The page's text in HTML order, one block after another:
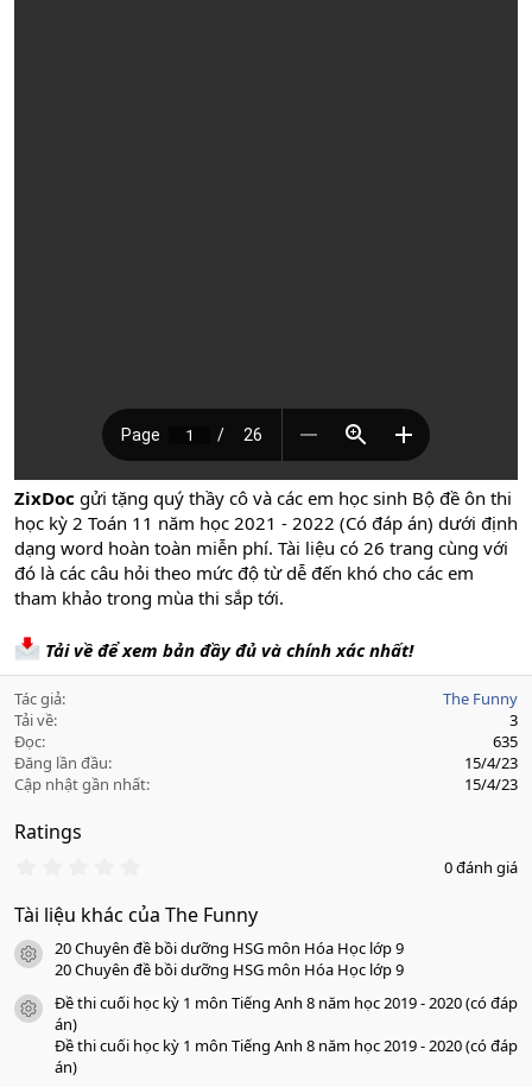
ZixDoc gửi tặng quý thầy cô và các em học sinh Bộ đề ôn thi
học kỳ 2 Toán 11 năm học 2021 - 2022 (Có đáp án) dưới định
dạng word hoàn toàn miễn phí. Tài liệu có 26 trang cùng với
đó là các câu hỏi theo mức độ từ dễ đến khó cho các em
tham khảo trong mùa thi sắp tới.
Tải về để xem bản đầy đủ và chính xác nhất!
Tác giả
The Funny
Tải về
3
Đọc
635
Đăng lần đầu
15/4/23
Cập nhật gần nhất
15/4/23
Ratings
0
0
s
a
o
0 đánh giá
Tài liệu khác của The Funny
icon tài liệu
20 Chuyên đề bồi dưỡng HSG môn Hóa Học lớp 9
20 Chuyên đề bồi dưỡng HSG môn Hóa Học lớp 9
icon tài liệu
Đề thi cuối học kỳ 1 môn Tiếng Anh 8 năm học 2019 - 2020 (có đáp
án)
Đề thi cuối học kỳ 1 môn Tiếng Anh 8 năm học 2019 - 2020 (có đáp
án)